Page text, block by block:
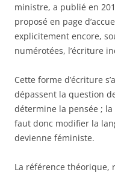
ministre, a publié en
proposé en page
explicitement encore,
numérotées, l’écriture
Cette forme d’écriture
dépassent la question
détermine la pensée ;
faut donc modifier la
devienne féministe.
La référence théorique,